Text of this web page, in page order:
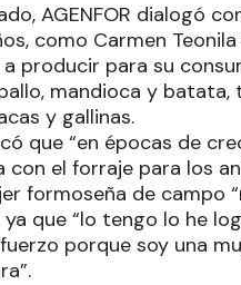
AGENFOR dialogó
como Carmen
producir para su
mandioca y batata,
y gallinas.
que “en épocas de
con el forraje para los
formoseña de campo
ya que “lo tengo lo he
porque soy una